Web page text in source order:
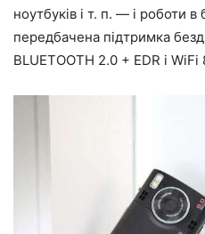
ноутбуків і т. п. — і роботи
передбачена підтримка
BLUETOOTH 2.0 + EDR і